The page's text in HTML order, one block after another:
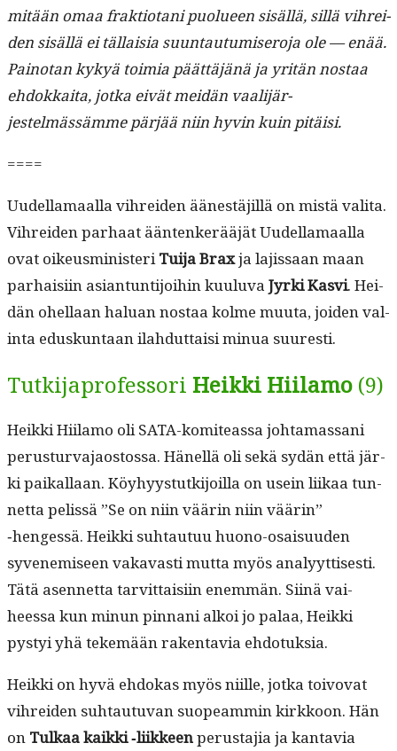
mitään omaa frak­tiotani puolueen sisäl­lä, sil­lä vihrei­
den sisäl­lä ei täl­laisia suun­tau­tu­mis­ero­ja ole — enää.
Pain­o­tan kykyä toimia päät­täjänä ja yritän nos­taa
ehdokkai­ta, jot­ka eivät mei­dän vaal­i­jär­
jestelmässämme pär­jää niin hyvin kuin pitäisi.
====
Uudel­la­maal­la vihrei­den äänestäjil­lä on mis­tä vali­ta.
Vihrei­den parhaat ään­tenkerääjät Uudel­la­maal­la
ovat oikeusmin­is­teriTui­ja Braxja lajis­saan maan
parhaisi­in asiantun­ti­joi­hin kuu­lu­va Jyr­ki Kasvi. Hei­
dän ohel­laan halu­an nos­taa kolme muu­ta, joiden val­
in­ta eduskun­taan ilah­dut­taisi min­ua suuresti.
Tutkijaprofessori Heikki Hiilamo (9)
Heik­ki Hiil­amo oli SATA-komite­as­sa johta­mas­sani
perus­tur­va­jaos­tossa. Hänel­lä oli sekä sydän että jär­
ki paikallaan. Köy­hyys­tutk­i­joil­la on usein liikaa tun­
net­ta pelis­sä ”Se on niin väärin niin väärin”
‑hengessä. Heik­ki suh­tau­tuu huono-osaisu­u­den
syven­e­miseen vakavasti mut­ta myös ana­lyyt­tis­es­ti.
Tätä asen­net­ta tarvit­taisi­in enem­män. Siinä vai­
heessa kun min­un pin­nani alkoi jo palaa, Heik­ki
pystyi yhä tekemään rak­en­tavia ehdotuksia.
Heik­ki on hyvä ehdokas myös niille, jot­ka toivo­vat
vihrei­den suh­tau­tu­van suo­peam­min kirkkoon. Hän
on Tulkaa kaik­ki ‑liik­keenperus­ta­jia ja kan­tavia